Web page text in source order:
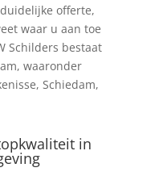
offerte,
waar u aan toe
Schilders bestaat
waaronder
Schiedam,
in